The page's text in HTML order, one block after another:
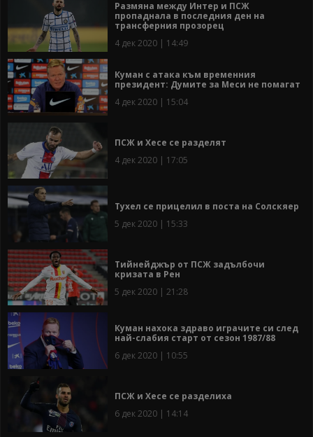
Размяна между Интер и ПСЖ
пропаднала в последния ден на
трансферния прозорец
4 дек 2020 | 14:49
Куман с атака към временния
президент: Думите за Меси не помагат
4 дек 2020 | 15:04
ПСЖ и Хесе се разделят
4 дек 2020 | 17:05
Тухел се прицелил в поста на Солскяер
5 дек 2020 | 15:33
Тийнейджър от ПСЖ задълбочи
кризата в Рен
5 дек 2020 | 21:28
Куман нахока здраво играчите си след
най-слабия старт от сезон 1987/88
6 дек 2020 | 10:55
ПСЖ и Хесе се разделиха
6 дек 2020 | 14:14